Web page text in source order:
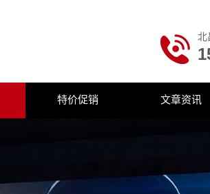
北
特价促销 文章资讯